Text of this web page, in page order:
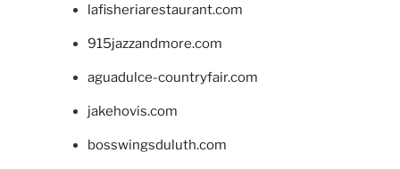
lafisheriarestaurant.com
915jazzandmore.com
aguadulce-countryfair.com
jakehovis.com
bosswingsduluth.com